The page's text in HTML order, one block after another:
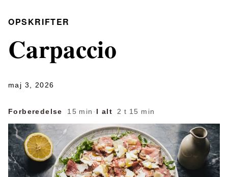
OPSKRIFTER
Carpaccio
maj 3, 2026
Forberedelse 15 min · I alt 2 t 15 min